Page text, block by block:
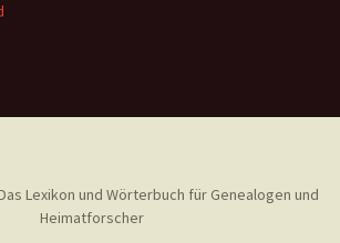
Lexikon und Wörterbuch für Genealogen und
Heimatforscher